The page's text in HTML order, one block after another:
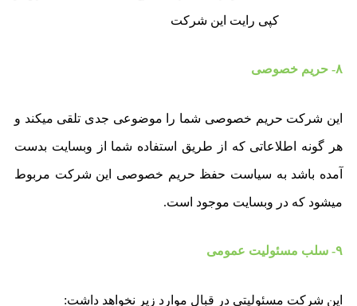
کپی رایت این شرکت
۸- حریم خصوصی
این شرکت حریم خصوصی شما را موضوعی جدی تلقی میکند و
هر گونه اطلاعاتی که از طریق استفاده شما از وبسایت بدست
آمده باشد به سیاست حفظ حریم خصوصی این شرکت مربوط
میشود که در وبسایت موجود است.
۹- سلب مسئولیت عمومی
این شرکت مسئولیتی در قبال موارد زیر نخواهد داشت: